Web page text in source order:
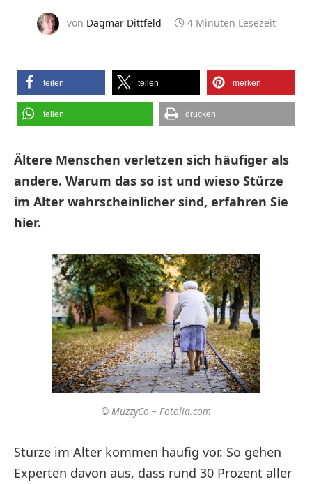
von Dagmar Dittfeld 4 Minuten Lesezeit
teilen teilen merken
teilen drucken
Ältere Menschen verletzen sich häufiger als
andere. Warum das so ist und wieso Stürze
im Alter wahrscheinlicher sind, erfahren Sie
hier.
© MuzzyCo – Fotolia.com
Stürze im Alter kommen häufig vor. So gehen
Experten davon aus, dass rund 30 Prozent aller